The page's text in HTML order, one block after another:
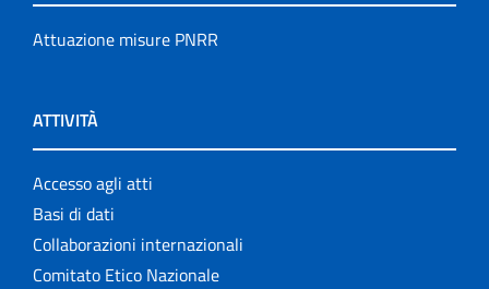
Attuazione misure PNRR
ATTIVITÀ
Accesso agli atti
Basi di dati
Collaborazioni internazionali
Comitato Etico Nazionale